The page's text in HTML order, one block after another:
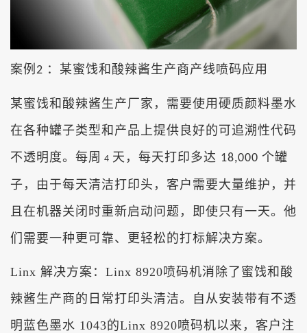
案例 2 ： 某蜜饯和酸辣酱生产商产线喷码应用
某蜜饯和酸辣酱生产厂家，需要使用硬质颜料墨水
在各种罐子类型和产品上提供良好的可追溯性代码
不透明度。每周 4 天，每天打印多达 18,000 个罐
子，由于每天清洁打印头，客户需要大量维护，并
且在机器关闭时重新启动问题，即使只有一天。他
们需要一种更可靠、更轻松的打标解决方案。
Linx 解决方案：Linx 8920喷码机消除了蜜饯和酸
辣酱生产商的日常打印头清洁。自从安装带有不透
明蓝色墨水 1043的Linx 8920喷码机以来，客户注